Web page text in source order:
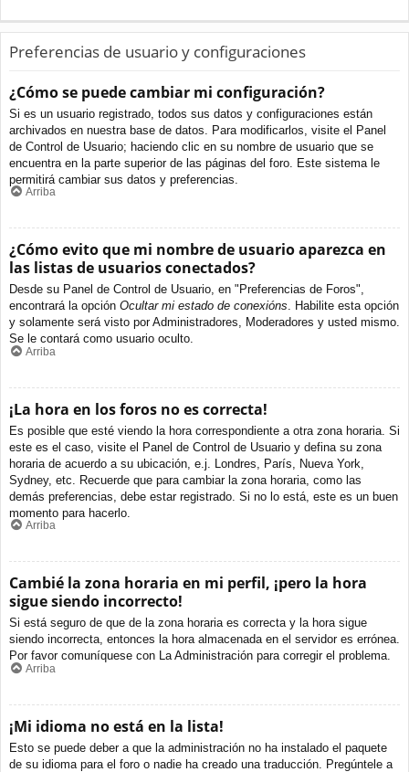
Preferencias de usuario y configuraciones
¿Cómo se puede cambiar mi configuración?
Si es un usuario registrado, todos sus datos y configuraciones están
archivados en nuestra base de datos. Para modificarlos, visite el Panel
de Control de Usuario; haciendo clic en su nombre de usuario que se
encuentra en la parte superior de las páginas del foro. Este sistema le
permitirá cambiar sus datos y preferencias.
Arriba
¿Cómo evito que mi nombre de usuario aparezca en
las listas de usuarios conectados?
Desde su Panel de Control de Usuario, en "Preferencias de Foros",
encontrará la opción Ocultar mi estado de conexións. Habilite esta opción
y solamente será visto por Administradores, Moderadores y usted mismo.
Se le contará como usuario oculto.
Arriba
¡La hora en los foros no es correcta!
Es posible que esté viendo la hora correspondiente a otra zona horaria. Si
este es el caso, visite el Panel de Control de Usuario y defina su zona
horaria de acuerdo a su ubicación, e.j. Londres, París, Nueva York,
Sydney, etc. Recuerde que para cambiar la zona horaria, como las
demás preferencias, debe estar registrado. Si no lo está, este es un buen
momento para hacerlo.
Arriba
Cambié la zona horaria en mi perfil, ¡pero la hora
sigue siendo incorrecto!
Si está seguro de que de la zona horaria es correcta y la hora sigue
siendo incorrecta, entonces la hora almacenada en el servidor es errónea.
Por favor comuníquese con La Administración para corregir el problema.
Arriba
¡Mi idioma no está en la lista!
Esto se puede deber a que la administración no ha instalado el paquete
de su idioma para el foro o nadie ha creado una traducción. Pregúntele a